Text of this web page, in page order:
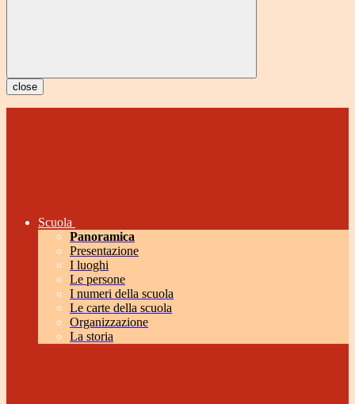
close
Scuola
Panoramica
Presentazione
I luoghi
Le persone
I numeri della scuola
Le carte della scuola
Organizzazione
La storia